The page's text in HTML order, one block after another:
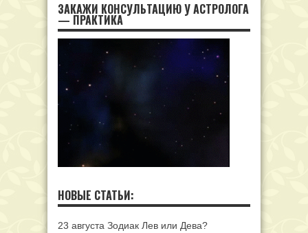
ЗАКАЖИ КОНСУЛЬТАЦИЮ У АСТРОЛОГА
— ПРАКТИКА
НОВЫЕ СТАТЬИ:
23 августа Зодиак Лев или Дева?